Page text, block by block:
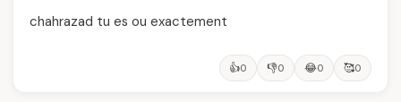
chahrazad tu es ou exactement
👍0 👎0 😂0 🥰0